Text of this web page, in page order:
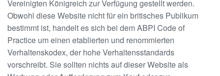
Vereinigten Königreich zur Verfügung gestellt werden.
Obwohl diese Website nicht für ein britisches Publikum
bestimmt ist, handelt es sich bei dem ABPI Code of
Practice um einen etablierten und renommierten
Verhaltenskodex, der hohe Verhaltensstandards
vorschreibt. Sie sollten nichts auf dieser Website als